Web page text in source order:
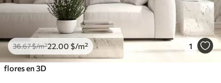
36.67$/m²22 .00 $/m² 1
flores en 3D